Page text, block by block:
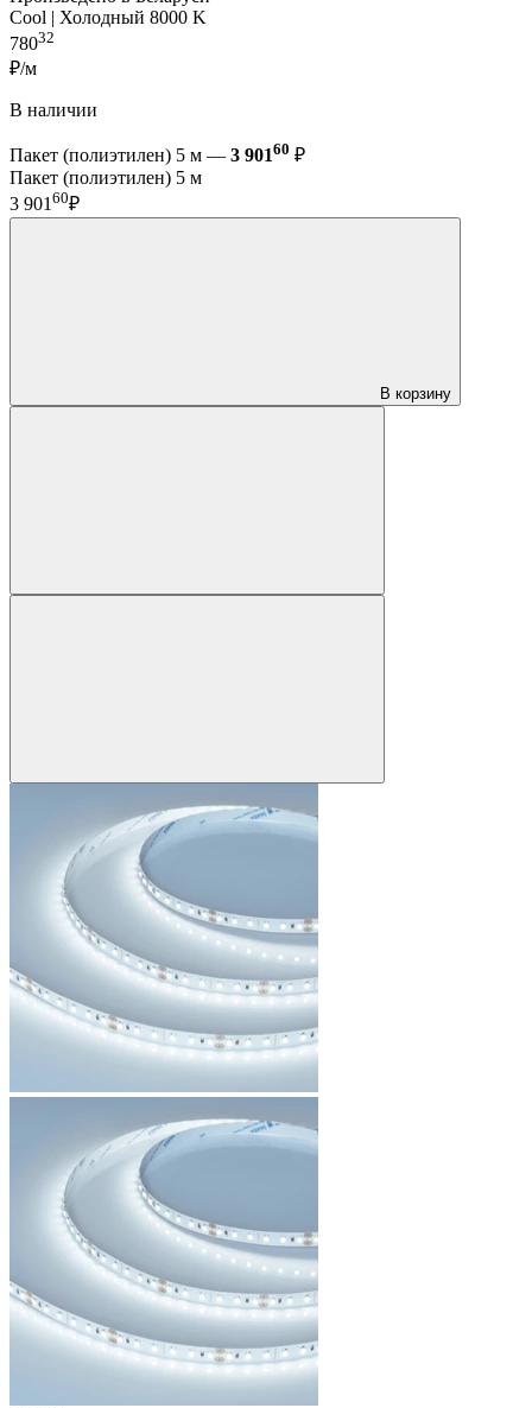
Cool | Холодный 8000 K
78032
₽/м
В наличии
Пакет (полиэтилен) 5 м — 3 90160 ₽
Пакет (полиэтилен) 5 м
3 90160₽
В корзину